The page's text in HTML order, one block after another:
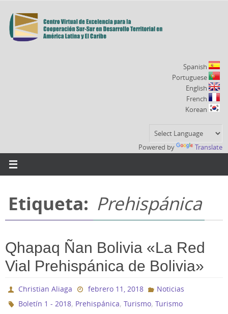
contenido
Spanish
Portuguese
English
French
Korean
Powered by Translate
Etiqueta: Prehispánica
Qhapaq Ñan Bolivia «La Red
Vial Prehispánica de Bolivia»
Christian Aliaga febrero 11, 2018
Noticias
Boletín 1 - 2018, Prehispánica,Turismo,Turismo